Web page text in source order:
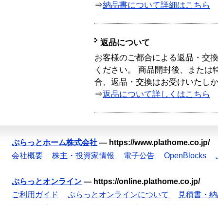
⇒納品書について詳細はこちら
返品について
お客様のご都合による返品・交
ください。 商品開封後、または
合、返品・交換はお受けいたし
⇒返品について詳しくはこちら
ぷらっとホーム株式会社 — https://www.plathome.co.jp/
会社概要
株主・投資家情報 電子公告 OpenBlocks
ぷらっとオンライン — https://online.plathome.co.jp/
ご利用ガイド
ぷらっとオンラインについて
見積書・